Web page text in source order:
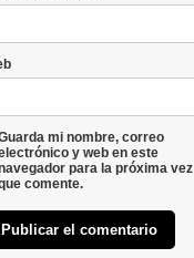
mi nombre, correo
y web en este
para la próxima vez
comente.